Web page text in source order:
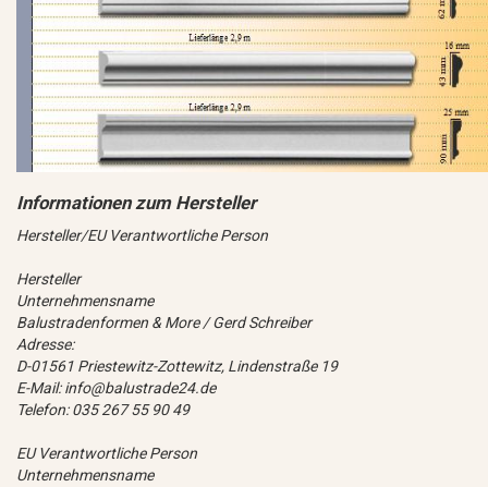
Hersteller/EU Verantwortliche Person
Hersteller
Unternehmensname
Balustradenformen & More / Gerd Schreiber
Adresse:
D-01561 Priestewitz-Zottewitz, Lindenstraße 19
E-Mail: info@balustrade24.de
Telefon: 035 267 55 90 49
EU Verantwortliche Person
Unternehmensname